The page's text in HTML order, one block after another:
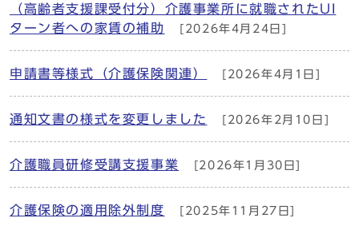
（高齢者支援課受付分）介護事業所に就職されたUI
ターン者への家賃の補助
[2026年4月24日]
申請書等様式（介護保険関連） [2026年4月1日]
通知文書の様式を変更しました [2026年2月10日]
介護職員研修受講支援事業 [2026年1月30日]
介護保険の適用除外制度 [2025年11月27日]